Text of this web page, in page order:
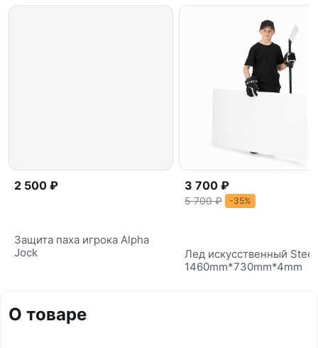
2 500 ₽
Защита паха игрока Alpha
Jock
3 700 ₽
5 700 ₽ -35%
Лед искусственный Steel
1460mm*730mm*4mm
О товаре